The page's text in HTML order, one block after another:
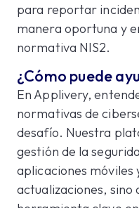
para reportar
manera oportuna y
normativa NIS2.
¿Cómo puede
En Applivery,
normativas de
desafío. Nuestra
gestión de la
aplicaciones
actualizaciones, sino